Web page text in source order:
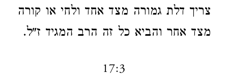
צריך דלת גמורה מצד אחד ולחי או קורה
מצד אחר והביא כל זה הרב המגיד ז"ל.
17:3